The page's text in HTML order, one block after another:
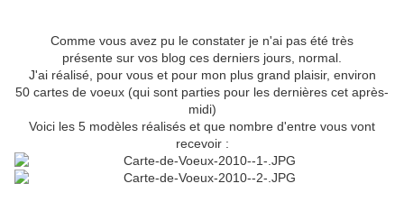
Comme vous avez pu le constater je n'ai pas été très
présente sur vos blog ces derniers jours, normal.
J'ai réalisé, pour vous et pour mon plus grand plaisir, environ
50 cartes de voeux (qui sont parties pour les dernières cet après-
midi)
Voici les 5 modèles réalisés et que nombre d'entre vous vont
recevoir :